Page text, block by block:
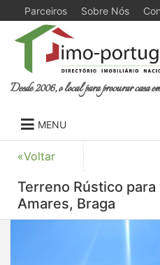
Parceiros Sobre Nós
Desde 2006, o local para procurar casa
MENU
«Voltar
Terreno Rústico para
Amares, Braga